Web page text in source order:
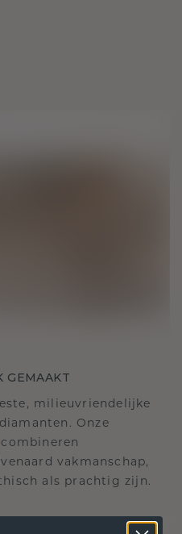
GEMAAKT
milieuvriendelijke
Onze
vakmanschap,
als prachtig zijn.